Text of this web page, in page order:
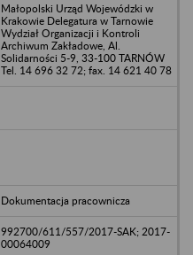
Małopolski Urząd Wojewódzki w
Krakowie Delegatura w Tarnowie
Wydział Organizacji i Kontroli
Archiwum Zakładowe, Al.
Solidarności 5-9, 33-100 TARNÓW
Tel. 14 696 32 72; fax. 14 621 40 78
Dokumentacja pracownicza
992700/611/557/2017-SAK; 2017-
00064009